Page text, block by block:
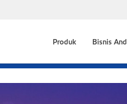
Produk Bisnis